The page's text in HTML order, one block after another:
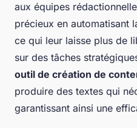
aux équipes
précieux en automatisant
ce qui leur laisse plus de
sur des tâches
outil de création de
produire des textes qui
garantissant ainsi une